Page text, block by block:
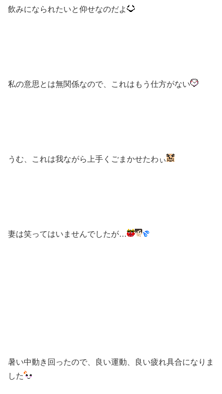
飲みになられたいと仰せなのだよ
私の意思とは無関係なので、これはもう仕方がない
うむ、これは我ながら上手くごまかせたわぃ
妻は笑ってはいませんでしたが…
暑い中動き回ったので、良い運動、良い疲れ具合になりま
した